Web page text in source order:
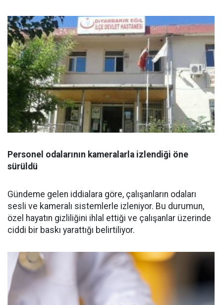
Personel odalarının kameralarla izlendiği öne
sürüldü
Gündeme gelen iddialara göre, çalışanların odaları
sesli ve kameralı sistemlerle izleniyor. Bu durumun,
özel hayatın gizliliğini ihlal ettiği ve çalışanlar üzerinde
ciddi bir baskı yarattığı belirtiliyor.